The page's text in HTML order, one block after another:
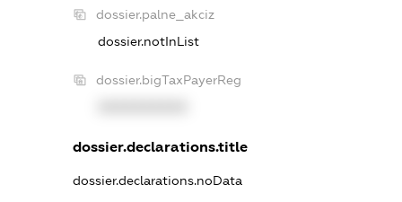
dossier.palne_akciz
dossier.notInList
dossier.bigTaxPayerReg
dossier.declarations.title
dossier.declarations.noData